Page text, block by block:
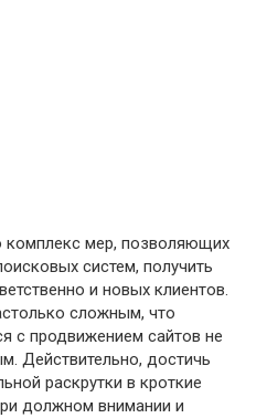
комплекс мер, позволяющих
систем, получить
и новых клиентов.
сложным, что
с продвижением сайтов не
Действительно, достичь
раскрутки в кроткие
должном внимании и